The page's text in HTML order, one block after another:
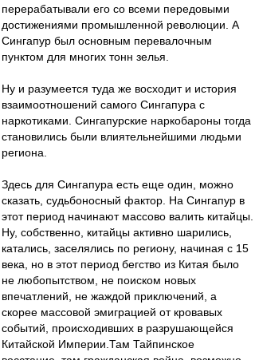
перерабатывали его со всеми передовыми
достижениями промышленной революции. А
Сингапур был основным перевалочным
пунктом для многих тонн зелья.
Ну и разумеется туда же восходит и история
взаимоотношений самого Сингапура с
наркотиками. Сингапурские наркобароны тогда
становились были влиятельнейшими людьми
региона.
Здесь для Сингапура есть еще один, можно
сказать, судьбоносный фактор. На Сингапур в
этот период начинают массово валить китайцы.
Ну, собственно, китайцы активно шарились,
катались, заселялись по региону, начиная с 15
века, но в этот период бегство из Китая было
не любопытством, не поиском новых
впечатлений, не жаждой приключений, а
скорее массовой эмиграцией от кровавых
событий, происходивших в разрушающейся
Китайской Империи.Там Тайпинское